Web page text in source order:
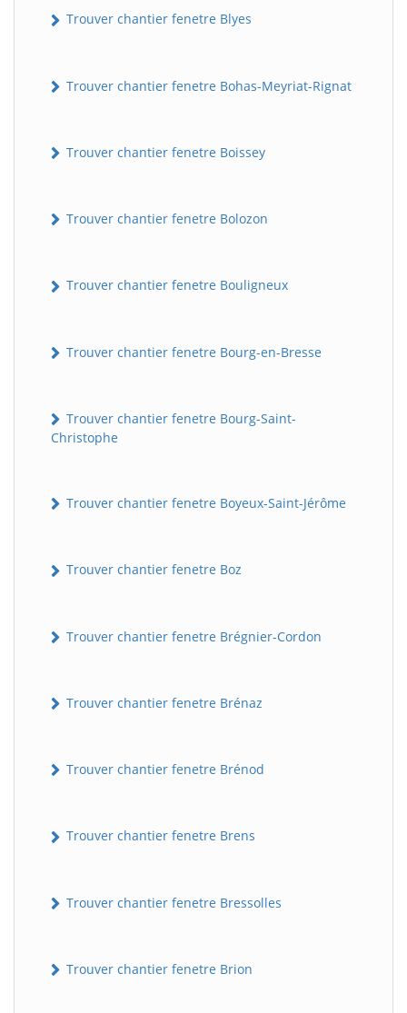
Trouver chantier fenetre Blyes
Trouver chantier fenetre Bohas-Meyriat-Rignat
Trouver chantier fenetre Boissey
Trouver chantier fenetre Bolozon
Trouver chantier fenetre Bouligneux
Trouver chantier fenetre Bourg-en-Bresse
Trouver chantier fenetre Bourg-Saint-
Christophe
Trouver chantier fenetre Boyeux-Saint-Jérôme
Trouver chantier fenetre Boz
Trouver chantier fenetre Brégnier-Cordon
Trouver chantier fenetre Brénaz
Trouver chantier fenetre Brénod
Trouver chantier fenetre Brens
Trouver chantier fenetre Bressolles
Trouver chantier fenetre Brion